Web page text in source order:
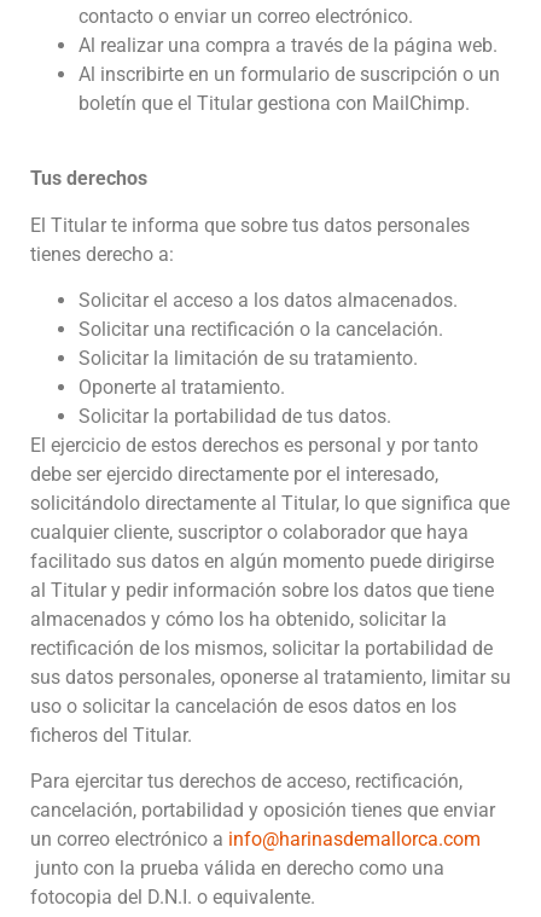
contacto o enviar un correo electrónico.
Al realizar una compra a través de la página web.
Al inscribirte en un formulario de suscripción o un
boletín que el Titular gestiona con MailChimp.
Tus derechos
El Titular te informa que sobre tus datos personales
tienes derecho a:
Solicitar el acceso a los datos almacenados.
Solicitar una rectificación o la cancelación.
Solicitar la limitación de su tratamiento.
Oponerte al tratamiento.
Solicitar la portabilidad de tus datos.
El ejercicio de estos derechos es personal y por tanto
debe ser ejercido directamente por el interesado,
solicitándolo directamente al Titular, lo que significa que
cualquier cliente, suscriptor o colaborador que haya
facilitado sus datos en algún momento puede dirigirse
al Titular y pedir información sobre los datos que tiene
almacenados y cómo los ha obtenido, solicitar la
rectificación de los mismos, solicitar la portabilidad de
sus datos personales, oponerse al tratamiento, limitar su
uso o solicitar la cancelación de esos datos en los
ficheros del Titular.
Para ejercitar tus derechos de acceso, rectificación,
cancelación, portabilidad y oposición tienes que enviar
un correo electrónico a info@harinasdemallorca.com
junto con la prueba válida en derecho como una
fotocopia del D.N.I. o equivalente.